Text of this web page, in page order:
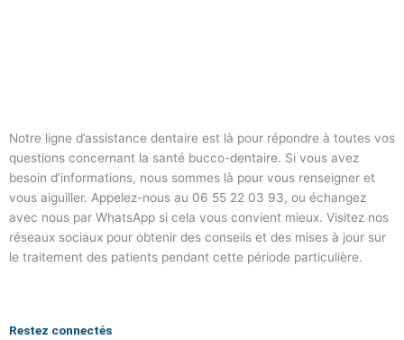
Notre ligne d’assistance dentaire est là pour répondre à toutes vos
questions concernant la santé bucco-dentaire. Si vous avez
besoin d’informations, nous sommes là pour vous renseigner et
vous aiguiller. Appelez-nous au 06 55 22 03 93, ou échangez
avec nous par WhatsApp si cela vous convient mieux. Visitez nos
réseaux sociaux pour obtenir des conseils et des mises à jour sur
le traitement des patients pendant cette période particulière.
Restez connectés